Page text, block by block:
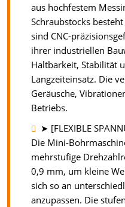
aus hochfestem
Schraubstocks
sind CNC-
ihrer industriellen
Haltbarkeit, Stabilität
Langzeiteinsatz. Die
Geräusche,
Betriebs.
➤ [FLEXIBLE
Die Mini-
mehrstufige
0,9 mm, um kleine
sich so an
anzupassen. Die